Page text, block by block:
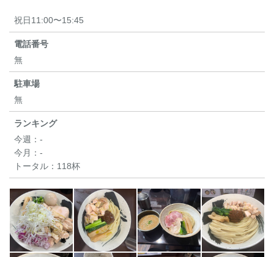
祝日11:00〜15:45
電話番号
無
駐車場
無
ランキング
今週： -
今月： -
トータル： 118杯